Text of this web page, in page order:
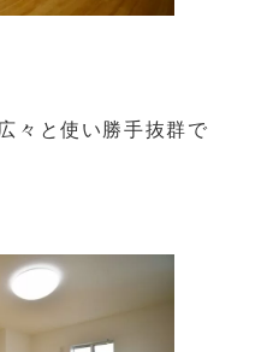
々と使い勝手抜群で